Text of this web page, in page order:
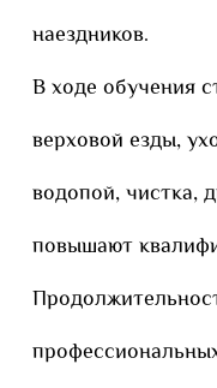
наездников.
В ходе обучения
верховой езды,
водопой, чистка,
повышают